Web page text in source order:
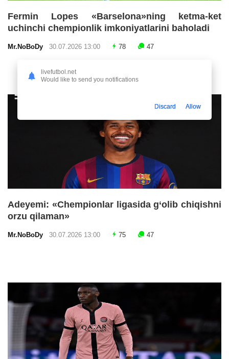
Fermin Lopes «Barselona»ning ketma-ket
uchinchi chempionlik imkoniyatlarini baholadi
Mr.NoBoDy 30.07.2026 13:00 78 47
Adeyemi: «Chempionlar ligasida g‘olib chiqishni
orzu qilaman»
Mr.NoBoDy 30.07.2026 13:00 75 47
livefutbol.net
Would like to send you notifications
Discard Allow